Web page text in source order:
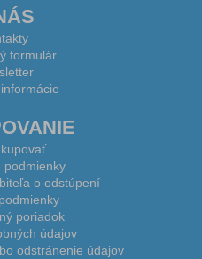
formulár
podmienky
o odstúpení
poriadok
údajov
odstránenie údajov